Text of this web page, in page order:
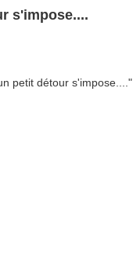
s'impose....